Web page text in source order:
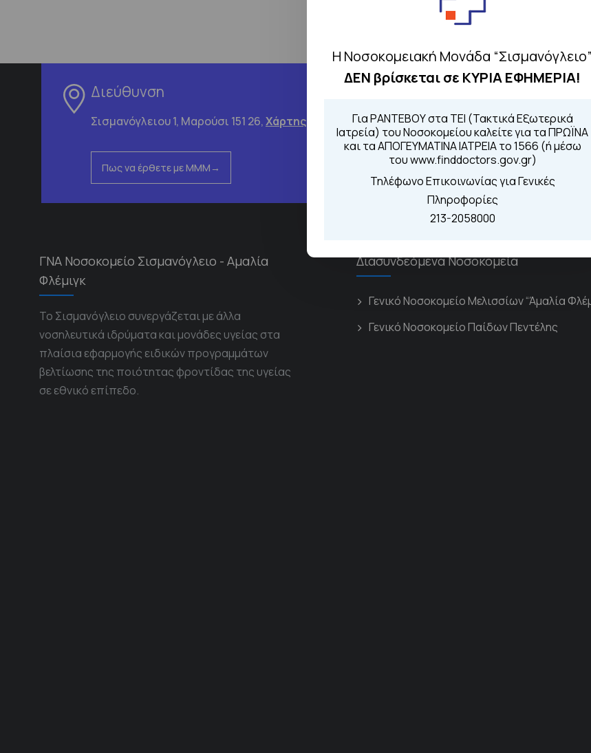
Η Νοσοκομειακή Μονάδα “Σισμανόγλειο”
ΔΕΝ βρίσκεται σε ΚΥΡΙΑ ΕΦΗΜΕΡΙΑ!
Για ΡΑΝΤΕΒΟΥ στα ΤΕΙ (Τακτικά Εξωτερικά
Ιατρεία) του Νοσοκομείου καλείτε για τα ΠΡΩΪΝΑ
και τα ΑΠΟΓΕΥΜΑΤΙΝΑ ΙΑΤΡΕΙΑ το 1566 (ή μέσω
του www.finddoctors.gov.gr)
Τηλέφωνο Επικοινωνίας για Γενικές
Πληροφορίες
213-2058000
Διεύθυνση
Σισμανόγλειου 1, Μαρούσι 151 26,Χάρτης Περιοχής
Πως να έρθετε με ΜΜΜ
Τηλέφωνα
Για τα πρωινά
Από τον
Μέσω
ΓΝΑ Νοσοκομείο Σισμανόγλειο - Αμαλία
Φλέμιγκ
Το Σισμανόγλειο συνεργάζεται με άλλα
νοσηλευτικά ιδρύματα και μονάδες υγείας στα
πλαίσια εφαρμογής ειδικών προγραμμάτων
βελτίωσης της ποιότητας φροντίδας της υγείας
σε εθνικό επίπεδο.
Διασυνδεόμενα Νοσοκομεία
Γενικό Νοσοκομείο Μελισσίων “Άμαλία
Γενικό Νοσοκομείο Παίδων Πεντέλης